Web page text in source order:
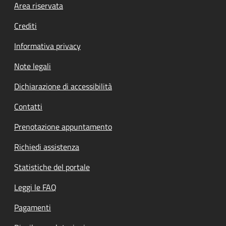
Footer menu
Area riservata
Crediti
Informativa privacy
Note legali
Dichiarazione di accessibilità
Contatti
Prenotazione appuntamento
Richiedi assistenza
Statistiche del portale
Leggi le FAQ
Pagamenti